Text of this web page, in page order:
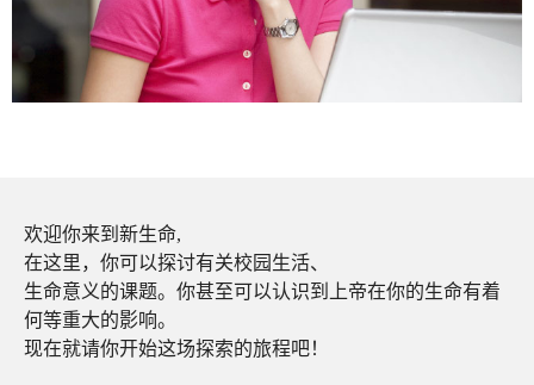
欢迎你来到新生命,
在这里，你可以探讨有关校园生活、
生命意义的课题。你甚至可以认识到上帝在你的生命有着
何等重大的影响。
现在就请你开始这场探索的旅程吧！